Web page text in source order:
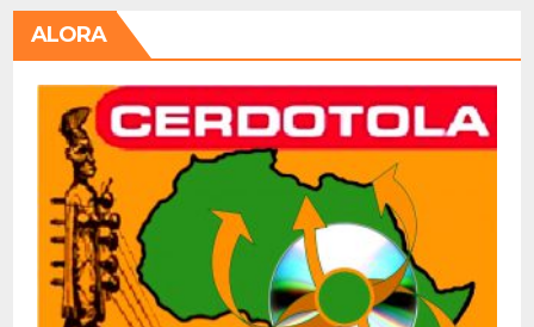
ALORA